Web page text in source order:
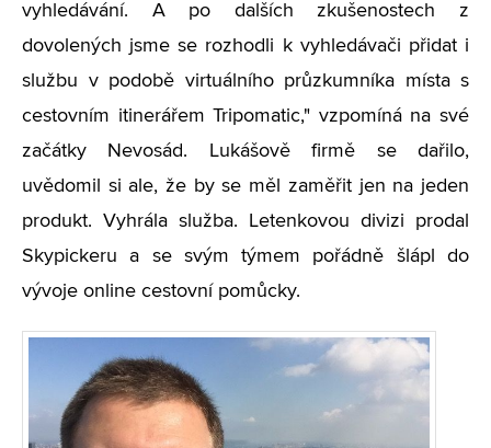
vyhledávání. A po dalších zkušenostech z
dovolených jsme se rozhodli k vyhledávači přidat i
službu v podobě virtuálního průzkumníka místa s
cestovním itinerářem Tripomatic," vzpomíná na své
začátky Nevosád. Lukášově firmě se dařilo,
uvědomil si ale, že by se měl zaměřit jen na jeden
produkt. Vyhrála služba. Letenkovou divizi prodal
Skypickeru a se svým týmem pořádně šlápl do
vývoje online cestovní pomůcky.